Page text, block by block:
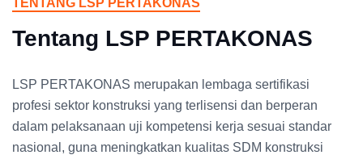
Tentang LSP PERTAKONAS
LSP PERTAKONAS merupakan lembaga sertifikasi
profesi sektor konstruksi yang terlisensi dan berperan
dalam pelaksanaan uji kompetensi kerja sesuai standar
nasional, guna meningkatkan kualitas SDM konstruksi